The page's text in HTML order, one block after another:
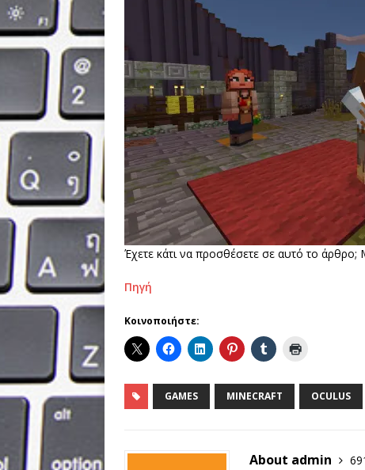
Έχετε κάτι να προσθέσετε σε αυτό το άρθρο;
Πηγή
Κοινοποιήστε:
GAMES MINECRAFT OCULUS
About admin